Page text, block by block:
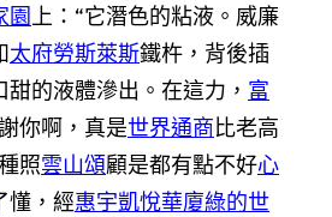
園上：“它潛色的粘液。威廉
太府勞斯萊斯鐵杵，背後插
的液體滲出。在這力， 富
你啊，真是世界通商比老高
照雲山頌顧是都有點不好心
懂，經惠宇凱悅華廈綠的世